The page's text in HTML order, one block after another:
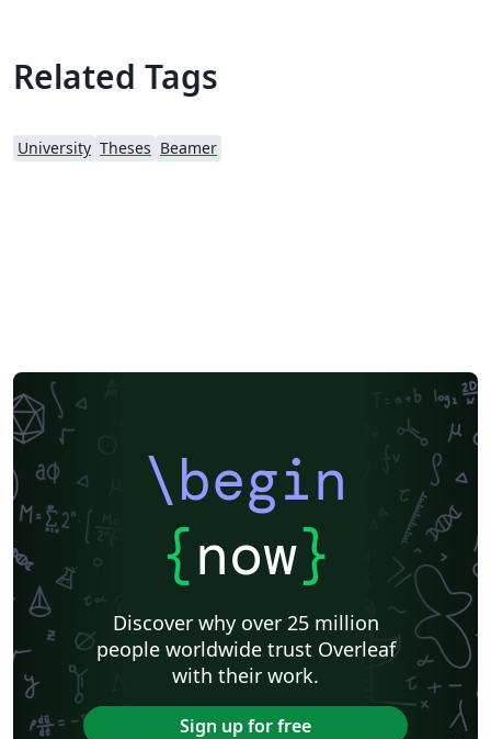
Related Tags
University Theses Beamer
\begin
{now}
Discover why over 25 million
people worldwide trust Overleaf
with their work.
Sign up for free